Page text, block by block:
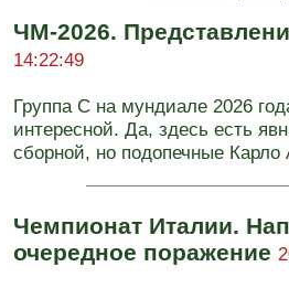
ЧМ-2026.
14:22:49
Группа С на мундиале 2026
интересной. Да, здесь есть
сборной, но подопечные Карло
Чемпионат Италии.
очередное поражение